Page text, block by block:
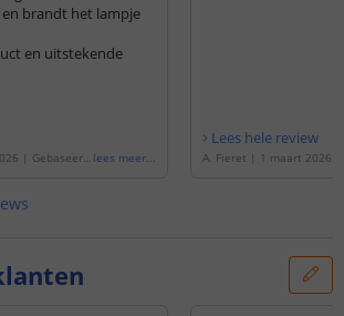
brandt het lampje
en uitstekende
| Gebaseerd lees meer...
Lees hele review
A. Fieret | 1 maart 2026